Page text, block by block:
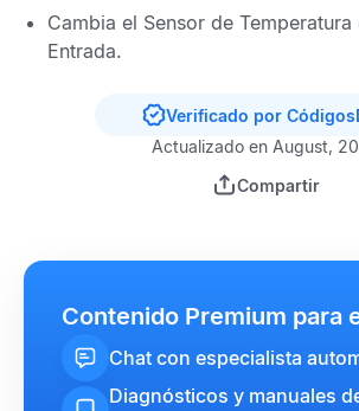
Cambia el Sensor de
Entrada.
Verificado por
Actualizado en August,
Compartir
Contenido Premium para
Chat con especialista
Diagnósticos y manuales